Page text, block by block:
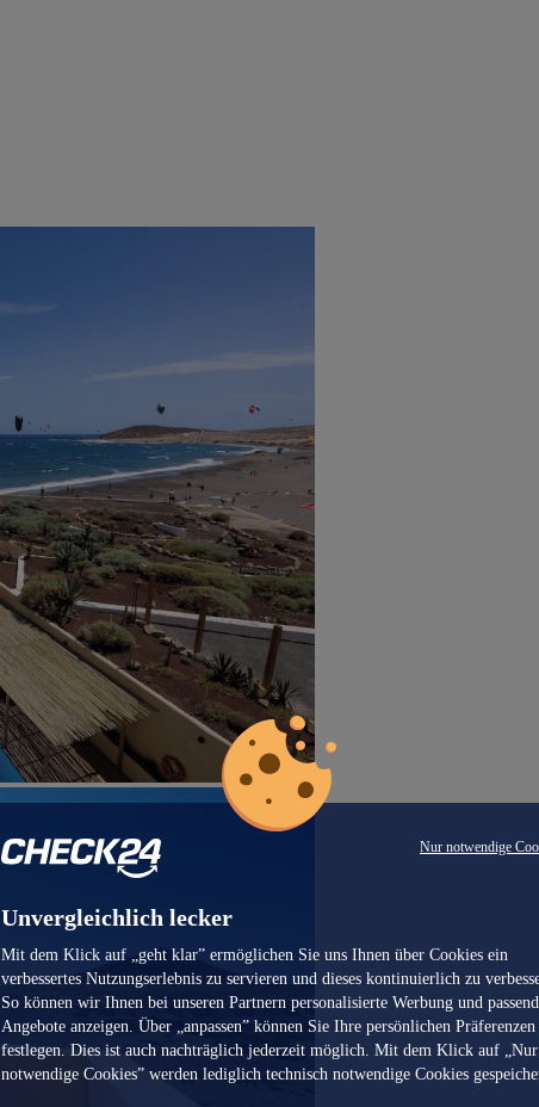
Nur notwendige
Unvergleichlich lecker
Mit dem Klick auf „geht klar” ermöglichen Sie uns Ihnen über Cookies ein
verbessertes Nutzungserlebnis zu servieren und dieses kontinuierlich zu
So können wir Ihnen bei unseren Partnern personalisierte Werbung und
Angebote anzeigen. Über „anpassen” können Sie Ihre persönlichen Präferenzen
festlegen. Dies ist auch nachträglich jederzeit möglich. Mit dem Klick auf „Nur
notwendige Cookies” werden lediglich technisch notwendige Cookies